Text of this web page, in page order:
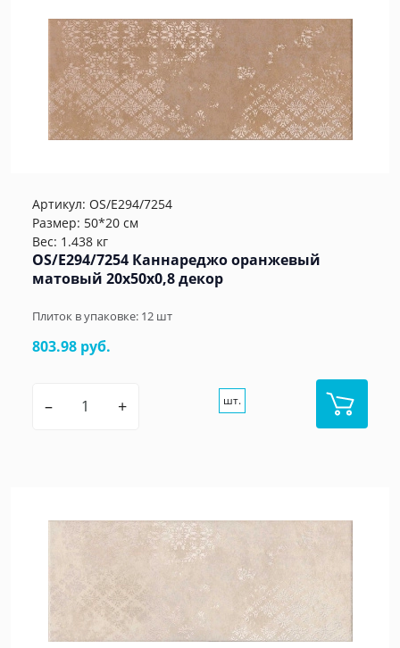
Артикул: OS/E294/7254
Размер: 50*20 см
Вес: 1.438 кг
OS/E294/7254 Каннареджо оранжевый
матовый 20x50x0,8 декор
Плиток в упаковке: 12 шт
803.98 руб.
– + шт.